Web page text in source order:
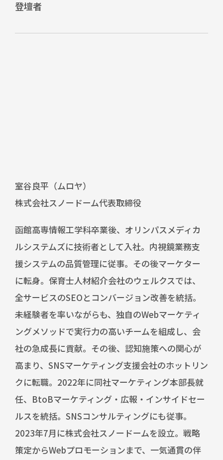
登壇者
室谷良平（ムロヤ）
株式会社スノードーム代表取締役
函館高専情報工学科卒業後、オリンパスメディカ
ルシステムズに技術者として入社。内視鏡業務支
援システムの品質管理に従事。その後マーケター
に転身。保育士人材紹介会社のウェルクスでは、
全サービスのSEOとコンバージョン改善を統括。
未経験者を率いながらも、独自のWebマーケティ
ングメソッドで実行力の高いチームを組成し、会
社の急成長に貢献。その後、認知施策への関心が
高まり、SNSマーケティング支援会社のホットリン
クに転職。2022年に同社マーケティング本部長就
任、BtoBマーケティング・広報・インサイドセー
ルスを統括。SNSコンサルティングにも従事。
2023年7月に株式会社スノードームを設立。戦略
策定からWebプロモーションまで、一気通貫の伴